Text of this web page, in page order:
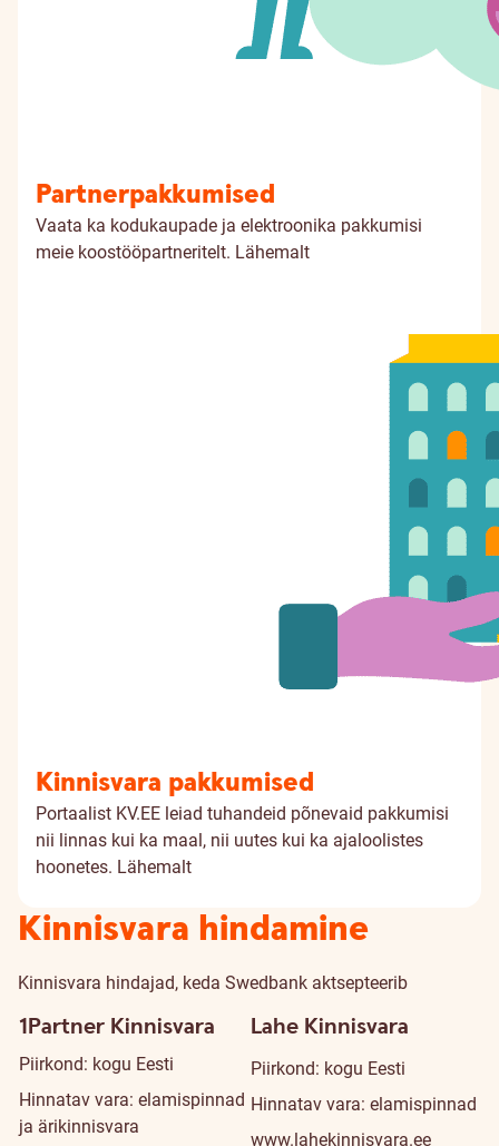
Partnerpakkumised
Vaata ka kodukaupade ja elektroonika pakkumisi
meie koostööpartneritelt. Lähemalt
Kinnisvara pakkumised
Portaalist KV.EE leiad tuhandeid põnevaid pakkumisi
nii linnas kui ka maal, nii uutes kui ka ajaloolistes
hoonetes. Lähemalt
Kinnisvara hindamine
Kinnisvara hindajad, keda Swedbank aktsepteerib
1Partner Kinnisvara
Piirkond: kogu Eesti
Hinnatav vara: elamispinnad
ja ärikinnisvara
Lahe Kinnisvara
Piirkond: kogu Eesti
Hinnatav vara: elamispinnad
www.lahekinnisvara.ee